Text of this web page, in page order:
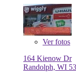
Verfotos
164 Kienow Dr
Randolph, WI